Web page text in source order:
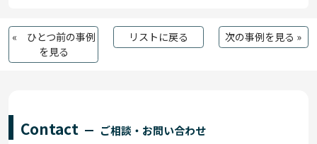
« ひとつ前の事例
を見る
リストに戻る 次の事例を見る »
Contact ご相談・お問い合わせ